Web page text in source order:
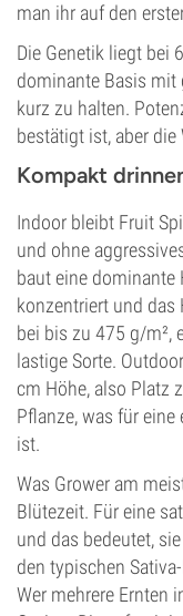
man ihr auf den
Die Genetik liegt bei
dominante Basis mit
kurz zu halten.
bestätigt ist, aber
Kompakt
Indoor bleibt Fruit
und ohne
baut eine dominante
konzentriert und das
bei bis zu 475 g/m²,
lastige Sorte.
cm Höhe, also Platz
Pflanze, was für
ist.
Was Grower am
Blütezeit. Für eine
und das bedeutet,
den typischen
Wer mehrere Ernten